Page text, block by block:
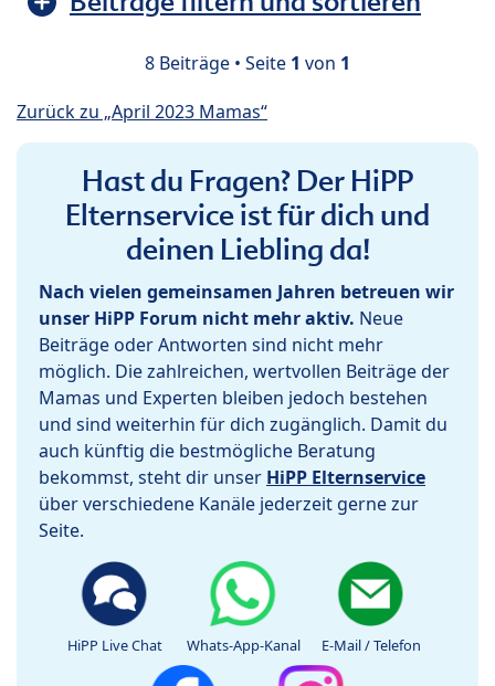
8 Beiträge • Seite 1 von 1
Zurück zu „April 2023 Mamas“
Hast du Fragen? Der HiPP
Elternservice ist für dich und
deinen Liebling da!
Nach vielen gemeinsamen Jahren betreuen wir
unser HiPP Forum nicht mehr aktiv. Neue
Beiträge oder Antworten sind nicht mehr
möglich. Die zahlreichen, wertvollen Beiträge der
Mamas und Experten bleiben jedoch bestehen
und sind weiterhin für dich zugänglich. Damit du
auch künftig die bestmögliche Beratung
bekommst, steht dir unser HiPP Elternservice
über verschiedene Kanäle jederzeit gerne zur
Seite.
HiPP Live Chat Whats-App-Kanal E-Mail / Telefon